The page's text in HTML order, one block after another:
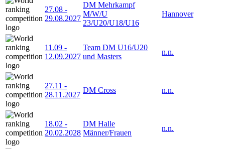
27.08 -
29.08.2027
DM Mehrkampf
M/W/U
23/U20/U18/U16
Hannover
11.09 -
12.09.2027
Team DM U16/U20
und Masters
n.n.
27.11 -
28.11.2027
DM Cross n.n.
18.02 -
20.02.2028
DM Halle
Männer/Frauen
n.n.